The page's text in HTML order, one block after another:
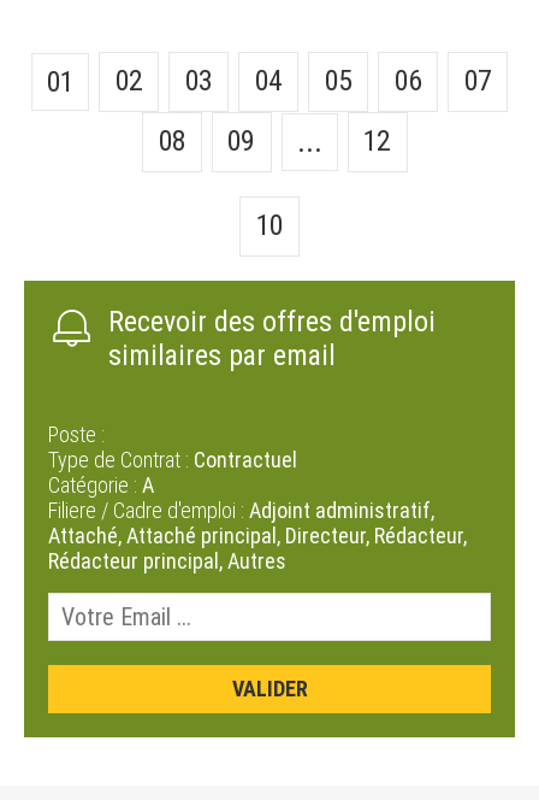
01 02 03 04 05 06
07
08
09 ... 12
10
Recevoir des offres d'emploi
similaires par email
Poste :
Type de Contrat : Contractuel
Catégorie : A
Filiere / Cadre d'emploi : Adjoint administratif,
Attaché, Attaché principal, Directeur, Rédacteur,
Rédacteur principal, Autres